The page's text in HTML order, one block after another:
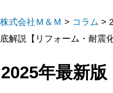
株式会社Ｍ＆Ｍ > コラム >
底解説【リフォーム・耐震
2025年最新